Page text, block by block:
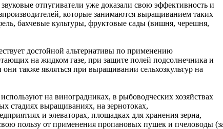
отпугиватели уже доказали свою эффективность и
которые занимаются выращиванием таких
бахчевые культуры, фруктовые сады (вишня, черешня,
достойной альтернативы по применению
на жидком газе, при защите полей подсолнечника и
также являться при выращивании сельхозкультур на
на виноградниках, в рыбоводческих хозяйствах
стадиях выращиваниях, на зернотоках,
и элеваторах, площадках для хранения зерна,
пользу от применения пропановых пушек и пчеловоды